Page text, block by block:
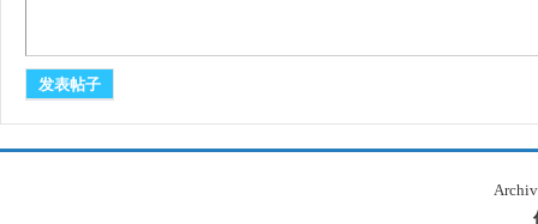
发表帖子